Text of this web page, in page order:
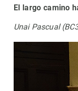
El largo camino
Unai Pascual